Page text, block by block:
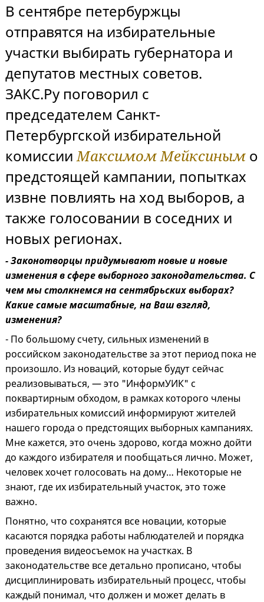
В сентябре петербуржцы
отправятся на избирательные
участки выбирать губернатора и
депутатов местных советов.
ЗАКС.Ру поговорил с
председателем Санкт-
Петербургской избирательной
комиссииМаксимом Мейксиным о
предстоящей кампании, попытках
извне повлиять на ход выборов, а
также голосовании в соседних и
новых регионах.
- Законотворцы придумывают новые и новые
изменения в сфере выборного законодательства. С
чем мы столкнемся на сентябрьских выборах?
Какие самые масштабные, на Ваш взгляд,
изменения?
- По большому счету, сильных изменений в
российском законодательстве за этот период пока не
произошло. Из новаций, которые будут сейчас
реализовываться, — это "ИнформУИК" с
поквартирным обходом, в рамках которого члены
избирательных комиссий информируют жителей
нашего города о предстоящих выборных кампаниях.
Мне кажется, это очень здорово, когда можно дойти
до каждого избирателя и пообщаться лично. Может,
человек хочет голосовать на дому… Некоторые не
знают, где их избирательный участок, это тоже
важно.
Понятно, что сохранятся все новации, которые
касаются порядка работы наблюдателей и порядка
проведения видеосъемок на участках. В
законодательстве все детально прописано, чтобы
дисциплинировать избирательный процесс, чтобы
каждый понимал, что должен и может делать в